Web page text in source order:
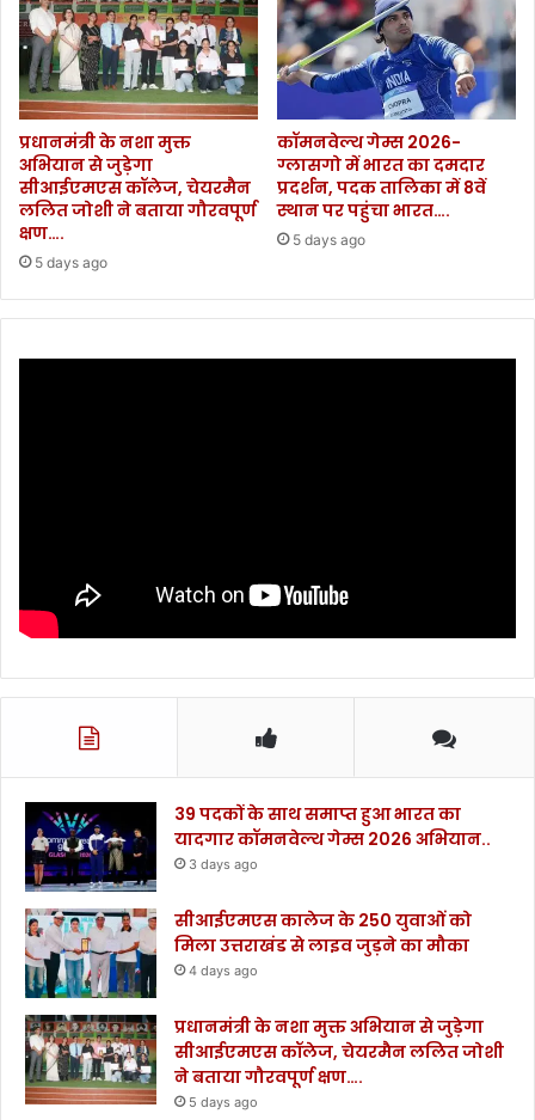
प्रधानमंत्री के नशा मुक्त
अभियान से जुड़ेगा
सीआईएमएस कॉलेज, चेयरमैन
ललित जोशी ने बताया गौरवपूर्ण
क्षण….
5 days ago
कॉमनवेल्थ गेम्स 2026-
ग्लासगो में भारत का दमदार
प्रदर्शन, पदक तालिका में 8वें
स्थान पर पहुंचा भारत….
5 days ago
39 पदकों के साथ समाप्त हुआ भारत का
यादगार कॉमनवेल्थ गेम्स 2026 अभियान..
3 days ago
सीआईएमएस कालेज के 250 युवाओं को
मिला उत्तराखंड से लाइव जुड़ने का मौका
4 days ago
प्रधानमंत्री के नशा मुक्त अभियान से जुड़ेगा
सीआईएमएस कॉलेज, चेयरमैन ललित जोशी
ने बताया गौरवपूर्ण क्षण….
5 days ago